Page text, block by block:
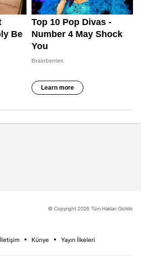
© Copyright 2026 Tüm Hakları Gizlidir.
İletişim Künye Yayın İlkeleri